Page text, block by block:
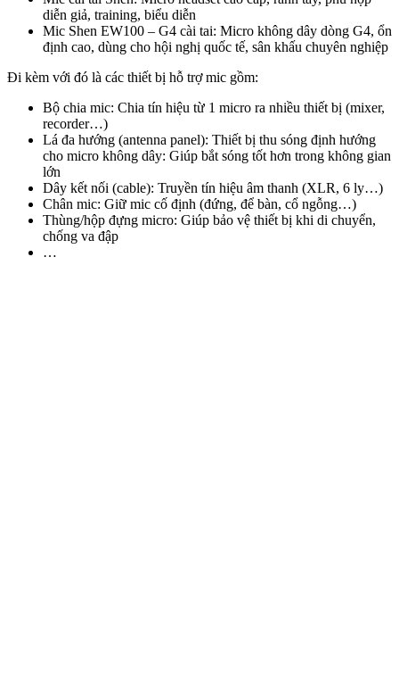
diễn giả, training, biểu diễn
Mic Shen EW100 – G4 cài tai: Micro không dây dòng G4, ổn
định cao, dùng cho hội nghị quốc tế, sân khấu chuyên nghiệp
Đi kèm với đó là các thiết bị hỗ trợ mic gồm:
Bộ chia mic: Chia tín hiệu từ 1 micro ra nhiều thiết bị (mixer,
recorder…)
Lá đa hướng (antenna panel): Thiết bị thu sóng định hướng
cho micro không dây: Giúp bắt sóng tốt hơn trong không gian
lớn
Dây kết nối (cable): Truyền tín hiệu âm thanh (XLR, 6 ly…)
Chân mic: Giữ mic cố định (đứng, để bàn, cổ ngỗng…)
Thùng/hộp đựng micro: Giúp bảo vệ thiết bị khi di chuyển,
chống va đập
…